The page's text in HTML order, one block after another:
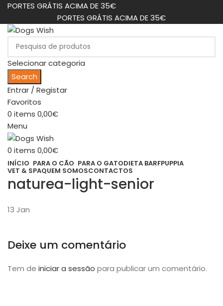
PORTES GRÁTIS ACIMA DE 35€
PORTES GRÁTIS ACIMA DE 35€
Selecionar categoria
Search
Entrar / Registar
Favoritos
0 items 0,00€
Menu
0 items 0,00€
INÍCIO PARA O CÃO PARA O GATODIETA BARFPUPPIA
VET & SPAQUEM SOMOSCONTACTOS
naturea-light-senior
13 Jan
Deixe um comentário
Tem de iniciar a sessão para publicar um comentário.